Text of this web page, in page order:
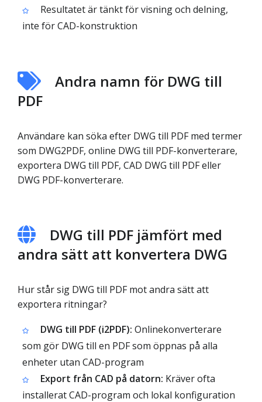
Resultatet är tänkt för visning och delning,
inte för CAD-konstruktion
Andra namn för DWG till
PDF
Användare kan söka efter DWG till PDF med termer
som DWG2PDF, online DWG till PDF-konverterare,
exportera DWG till PDF, CAD DWG till PDF eller
DWG PDF-konverterare.
DWG till PDF jämfört med
andra sätt att konvertera DWG
Hur står sig DWG till PDF mot andra sätt att
exportera ritningar?
DWG till PDF (i2PDF): Onlinekonverterare
som gör DWG till en PDF som öppnas på alla
enheter utan CAD-program
Export från CAD på datorn: Kräver ofta
installerat CAD-program och lokal konfiguration